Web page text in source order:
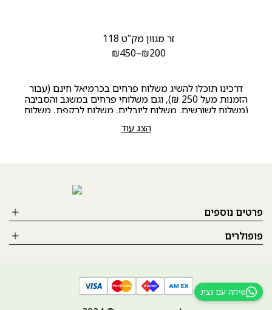
זר מגוון מק”ט 118
₪200
–
₪450
דרכינו תוכלו להשיג משלוח פרחים בכרמיאל חינם (עבור
הזמנות מעל 250 ₪), וגם משלוחי פרחים במשגב והסביבה
(משלוח לשורשים, משלוח ליובלים, משלוח לרקפת, משלוח
משלוח ליעד, משלוח לגילון, משלוח לצורית, משלוח
הצג עוד
פרטים נוספים
פופולרים
שיחה עם נציג